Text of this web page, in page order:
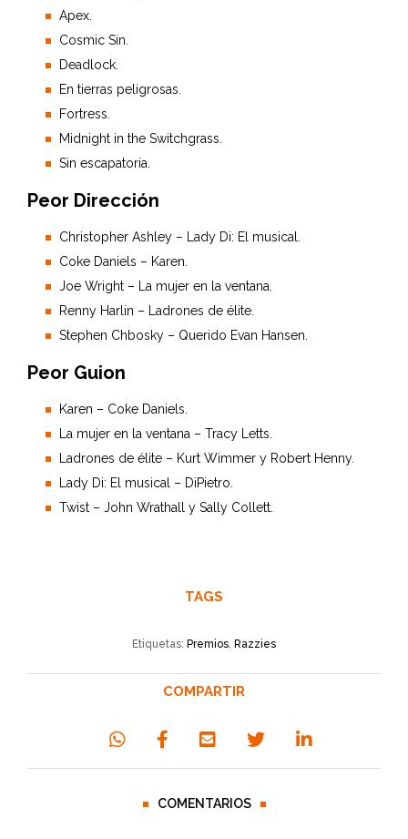
Apex.
Cosmic Sin.
Deadlock.
En tierras peligrosas.
Fortress.
Midnight in the Switchgrass.
Sin escapatoria.
Peor Dirección
Christopher Ashley – Lady Di: El musical.
Coke Daniels – Karen.
Joe Wright – La mujer en la ventana.
Renny Harlin – Ladrones de élite.
Stephen Chbosky – Querido Evan Hansen.
Peor Guion
Karen – Coke Daniels.
La mujer en la ventana – Tracy Letts.
Ladrones de élite – Kurt Wimmer y Robert Henny.
Lady Di: El musical – DiPietro.
Twist – John Wrathall y Sally Collett.
TAGS
Etiquetas: Premios, Razzies
COMPARTIR
COMENTARIOS